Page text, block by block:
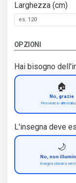
Larghezza (cm)
OPZIONI
Hai bisogno
🏠
No, grazie
Provvedo io
L'insegna deve
🌙
No, non
Insegna classica